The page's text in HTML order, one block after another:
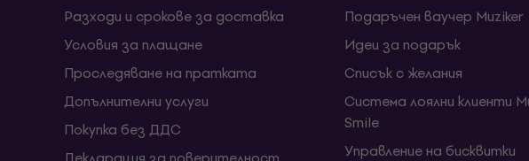
Разходи и срокове за доставка
Условия за плащане
Проследяване на пратката
Допълнителни услуги
Покупка без ДДС
Подаръчен ваучер Muziker
Идеи за подарък
Списък с желания
Система лоялни клиенти
Smile
Управление на бисквитки